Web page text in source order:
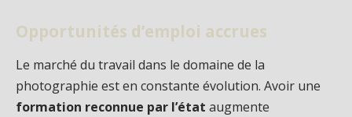
Opportunités d’emploi accrues
Le marché du travail dans le domaine de la
photographie est en constante évolution. Avoir une
formation reconnue par l’état augmente